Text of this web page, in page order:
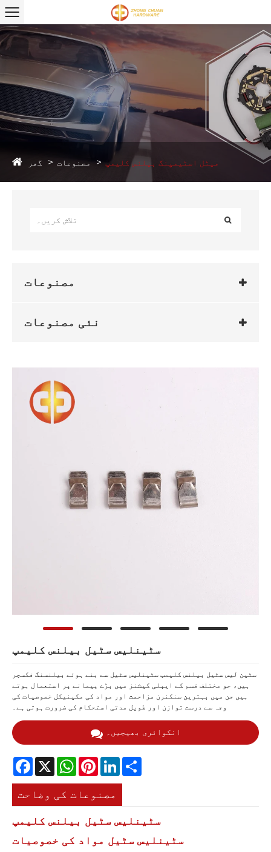
گھر مصنوعات میٹل اسٹیمپنگ بیلنس کلیمپ
مصنوعات
نئی مصنوعات
سٹینلیس سٹیل بیلنس کلیمپ
سٹین لیس سٹیل بیلنس کلیمپ سٹینلیس سٹیل سے بنے ہوئے بیلنسنگ فکسچر
ہیں، جو مختلف قسم کے ایپلی کیشنز میں بڑے پیمانے پر استعمال ہوتے
ہیں جن میں بہترین سنکنرن مزاحمت اور مواد کی مکینیکل خصوصیات کی
وجہ سے درست توازن اور طویل مدتی استحکام کی ضرورت ہوتی ہے۔
انکوائری بھیجیں۔
Facebook
X WhatsAppPinterestLinkedIn
مصنوعات کی وضاحت
سٹینلیس سٹیل بیلنس کلیمپ
سٹینلیس سٹیل مواد کی خصوصیات